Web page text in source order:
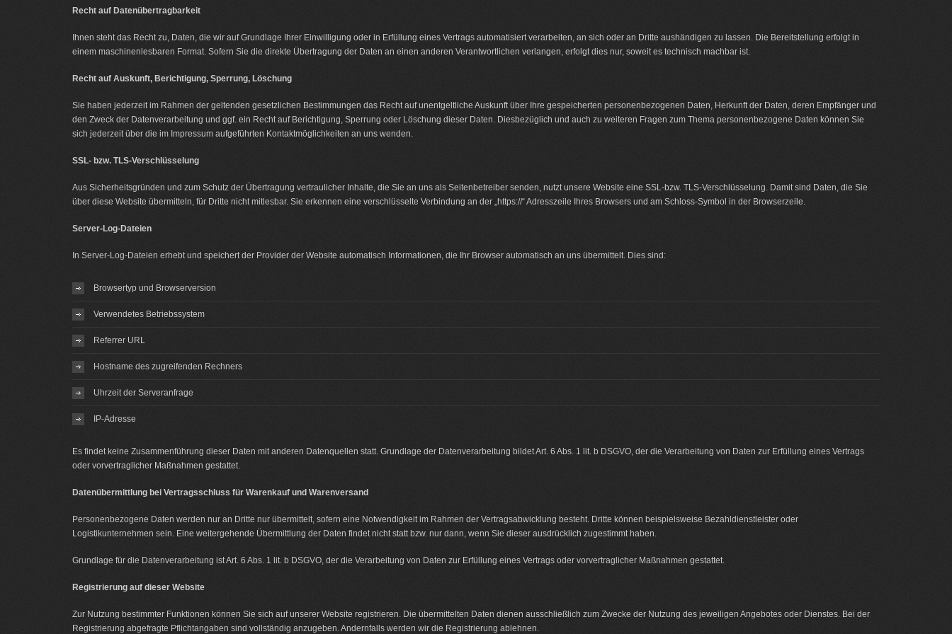
Recht auf Datenübertragbarkeit
Ihnen steht das Recht zu, Daten, die wir auf Grundlage Ihrer Einwilligung oder in Erfüllung eines Vertrags automatisiert verarbeiten, an sich oder an Dritte aushändigen zu lassen. Die Bereitstellung erfolgt in
einem maschinenlesbaren Format. Sofern Sie die direkte Übertragung der Daten an einen anderen Verantwortlichen verlangen, erfolgt dies nur, soweit es technisch machbar ist.
Recht auf Auskunft, Berichtigung, Sperrung, Löschung
Sie haben jederzeit im Rahmen der geltenden gesetzlichen Bestimmungen das Recht auf unentgeltliche Auskunft über Ihre gespeicherten personenbezogenen Daten, Herkunft der Daten, deren Empfänger und
den Zweck der Datenverarbeitung und ggf. ein Recht auf Berichtigung, Sperrung oder Löschung dieser Daten. Diesbezüglich und auch zu weiteren Fragen zum Thema personenbezogene Daten können Sie
sich jederzeit über die im Impressum aufgeführten Kontaktmöglichkeiten an uns wenden.
SSL- bzw. TLS-Verschlüsselung
Aus Sicherheitsgründen und zum Schutz der Übertragung vertraulicher Inhalte, die Sie an uns als Seitenbetreiber senden, nutzt unsere Website eine SSL-bzw. TLS-Verschlüsselung. Damit sind Daten, die Sie
über diese Website übermitteln, für Dritte nicht mitlesbar. Sie erkennen eine verschlüsselte Verbindung an der „https://“ Adresszeile Ihres Browsers und am Schloss-Symbol in der Browserzeile.
Server-Log-Dateien
In Server-Log-Dateien erhebt und speichert der Provider der Website automatisch Informationen, die Ihr Browser automatisch an uns übermittelt. Dies sind:
Browsertyp und Browserversion
Verwendetes Betriebssystem
Referrer URL
Hostname des zugreifenden Rechners
Uhrzeit der Serveranfrage
IP-Adresse
Es findet keine Zusammenführung dieser Daten mit anderen Datenquellen statt. Grundlage der Datenverarbeitung bildet Art. 6 Abs. 1 lit. b DSGVO, der die Verarbeitung von Daten zur Erfüllung eines Vertrags
oder vorvertraglicher Maßnahmen gestattet.
Datenübermittlung bei Vertragsschluss für Warenkauf und Warenversand
Personenbezogene Daten werden nur an Dritte nur übermittelt, sofern eine Notwendigkeit im Rahmen der Vertragsabwicklung besteht. Dritte können beispielsweise Bezahldienstleister oder
Logistikunternehmen sein. Eine weitergehende Übermittlung der Daten findet nicht statt bzw. nur dann, wenn Sie dieser ausdrücklich zugestimmt haben.
Grundlage für die Datenverarbeitung ist Art. 6 Abs. 1 lit. b DSGVO, der die Verarbeitung von Daten zur Erfüllung eines Vertrags oder vorvertraglicher Maßnahmen gestattet.
Registrierung auf dieser Website
Zur Nutzung bestimmter Funktionen können Sie sich auf unserer Website registrieren. Die übermittelten Daten dienen ausschließlich zum Zwecke der Nutzung des jeweiligen Angebotes oder Dienstes. Bei der
Registrierung abgefragte Pflichtangaben sind vollständig anzugeben. Andernfalls werden wir die Registrierung ablehnen.